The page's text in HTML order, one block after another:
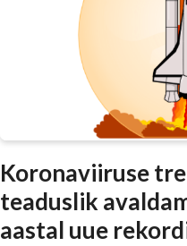
Koronaviiruse
teaduslik
aastal uue